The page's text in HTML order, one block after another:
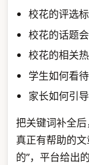
校花的评选
校花的话题
校花的相关
学生如何看
家长如何引
把关键词补全
真正有帮助的
的”，平台给出